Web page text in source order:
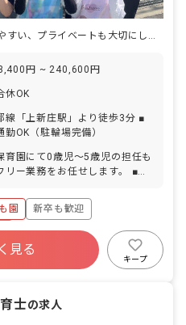
希望休や有休も取りやすい、プライベートも大切にしながら働ける職場♪
円 ~ 240,600円
休OK
線「上新庄駅」より徒歩3分 ■
勤OK（駐輪場完備）
育園にて0歳児～5歳児の担任も
ー業務をお任せします。 ■具
遊び、製作など） ・お昼ごはん
見守り、片付け） ・おむつ交換
の寝かしつけ ・着替え ・おや
・見守り・片付け） ・掃除（掃
き掃除・トイレ・おもちゃの消
ど
園
新卒も歓迎
あり
社会保険完備
見る
キープ
士の求人